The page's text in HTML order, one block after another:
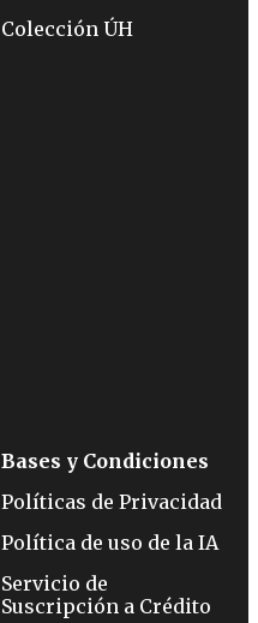
Colección ÚH
Bases y Condiciones
Políticas de Privacidad
Política de uso de la IA
Servicio de
Suscripción a Crédito